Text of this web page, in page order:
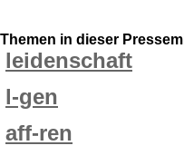
Themen in dieser
leidenschaft
l-gen
aff-ren